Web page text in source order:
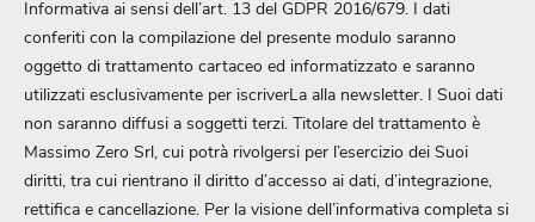
Informativa ai sensi dell’art. 13 del GDPR 2016/679. I dati
conferiti con la compilazione del presente modulo saranno
oggetto di trattamento cartaceo ed informatizzato e saranno
utilizzati esclusivamente per iscriverLa alla newsletter. I Suoi dati
non saranno diffusi a soggetti terzi. Titolare del trattamento è
Massimo Zero Srl, cui potrà rivolgersi per l’esercizio dei Suoi
diritti, tra cui rientrano il diritto d’accesso ai dati, d’integrazione,
rettifica e cancellazione. Per la visione dell’informativa completa si